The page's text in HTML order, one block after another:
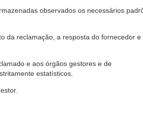
observados os necessários
da reclamação, a resposta do fornecedor e
e aos órgãos gestores e de
estatísticos.